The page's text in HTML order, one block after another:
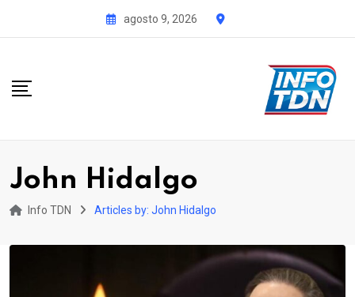
agosto 9, 2026
John Hidalgo
Info TDN Articles by: John Hidalgo